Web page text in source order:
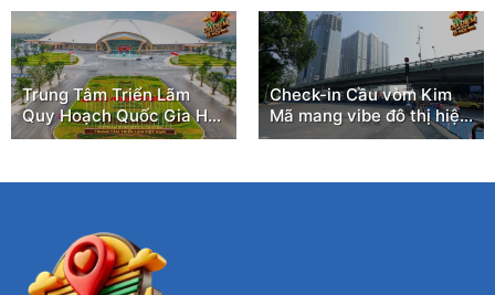
Trung Tâm Triển Lãm
Quy Hoạch Quốc Gia Hà
Nội
Check-in Cầu vòm Kim
Mã mang vibe đô thị hiện
đại như Seoul